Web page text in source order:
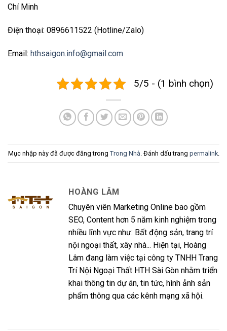
Chí Minh
Điện thoại: 0896611522 (Hotline/Zalo)
Email: hthsaigon.info@gmail.com
5/5 - (1 bình chọn)
Mục nhập này đã được đăng trong Trong Nhà . Đánh dấu trang permalink.
HOÀNG LÂM
Chuyên viên Marketing Online bao gồm
SEO, Content hơn 5 năm kinh nghiệm trong
nhiều lĩnh vực như: Bất động sản, trang trí
nội ngoại thất, xây nhà... Hiện tại, Hoàng
Lâm đang làm việc tại công ty TNHH Trang
Trí Nội Ngoại Thất HTH Sài Gòn nhằm triển
khai thông tin dự án, tin tức, hình ảnh sản
phẩm thông qua các kênh mạng xã hội.